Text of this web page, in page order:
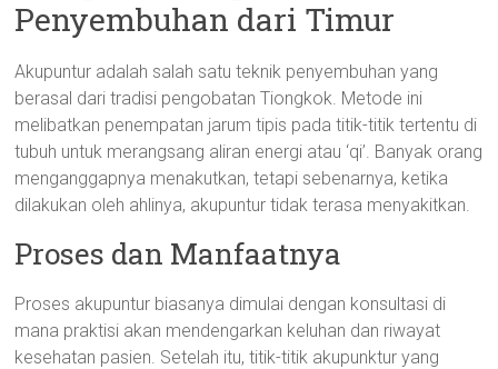
Penyembuhan dari Timur
Akupuntur adalah salah satu teknik penyembuhan yang
berasal dari tradisi pengobatan Tiongkok. Metode ini
melibatkan penempatan jarum tipis pada titik-titik tertentu di
tubuh untuk merangsang aliran energi atau ‘qi’. Banyak orang
menganggapnya menakutkan, tetapi sebenarnya, ketika
dilakukan oleh ahlinya, akupuntur tidak terasa menyakitkan.
Proses dan Manfaatnya
Proses akupuntur biasanya dimulai dengan konsultasi di
mana praktisi akan mendengarkan keluhan dan riwayat
kesehatan pasien. Setelah itu, titik-titik akupunktur yang